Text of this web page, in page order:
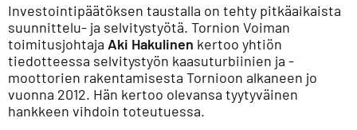
Investointipäätöksen taustalla on tehty pitkäaikaista
suunnittelu- ja selvitystyötä. Tornion Voiman
toimitusjohtaja Aki Hakulinen kertoo yhtiön
tiedotteessa selvitystyön kaasuturbiinien ja -
moottorien rakentamisesta Tornioon alkaneen jo
vuonna 2012. Hän kertoo olevansa tyytyväinen
hankkeen vihdoin toteutuessa.